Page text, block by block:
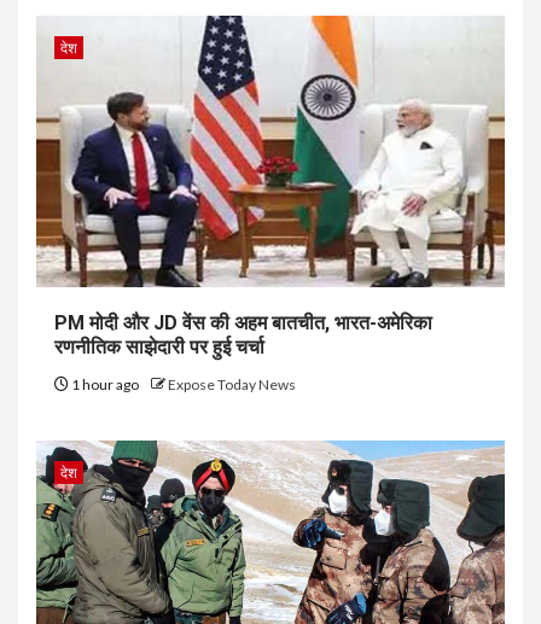
देश
PM मोदी और JD वेंस की अहम बातचीत, भारत-अमेरिका
रणनीतिक साझेदारी पर हुई चर्चा
1 hour ago Expose Today News
देश